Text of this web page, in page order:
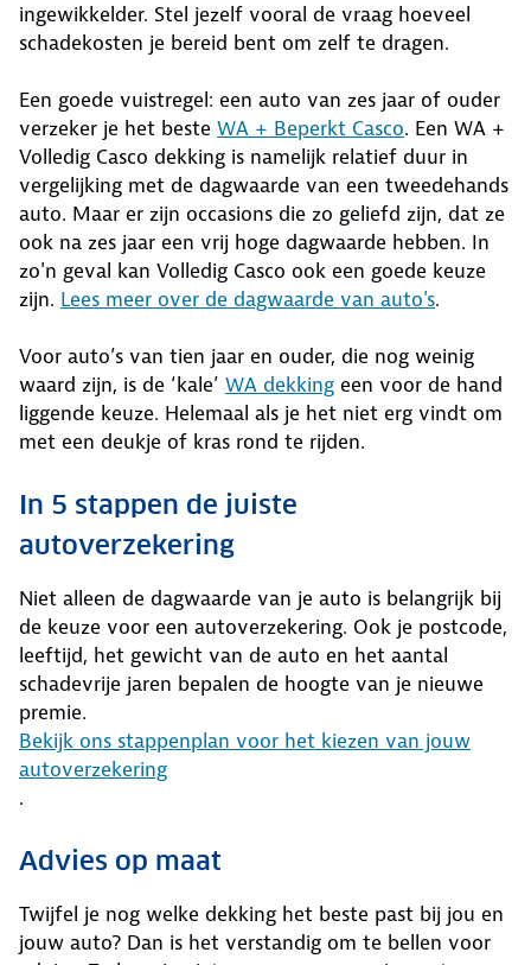
ingewikkelder. Stel jezelf vooral de vraag hoeveel
schadekosten je bereid bent om zelf te dragen.
Een goede vuistregel: een auto van zes jaar of ouder
verzeker je het beste WA + Beperkt Casco. Een WA +
Volledig Casco dekking is namelijk relatief duur in
vergelijking met de dagwaarde van een tweedehands
auto. Maar er zijn occasions die zo geliefd zijn, dat ze
ook na zes jaar een vrij hoge dagwaarde hebben. In
zo'n geval kan Volledig Casco ook een goede keuze
zijn. Lees meer over de dagwaarde van auto's.
Voor auto’s van tien jaar en ouder, die nog weinig
waard zijn, is de ‘kale’ WA dekking een voor de hand
liggende keuze. Helemaal als je het niet erg vindt om
met een deukje of kras rond te rijden.
In 5 stappen de juiste
autoverzekering
Niet alleen de dagwaarde van je auto is belangrijk bij
de keuze voor een autoverzekering. Ook je postcode,
leeftijd, het gewicht van de auto en het aantal
schadevrije jaren bepalen de hoogte van je nieuwe
premie.
Bekijk ons stappenplan voor het kiezen van jouw
autoverzekering
.
Advies op maat
Twijfel je nog welke dekking het beste past bij jou en
jouw auto? Dan is het verstandig om te bellen voor